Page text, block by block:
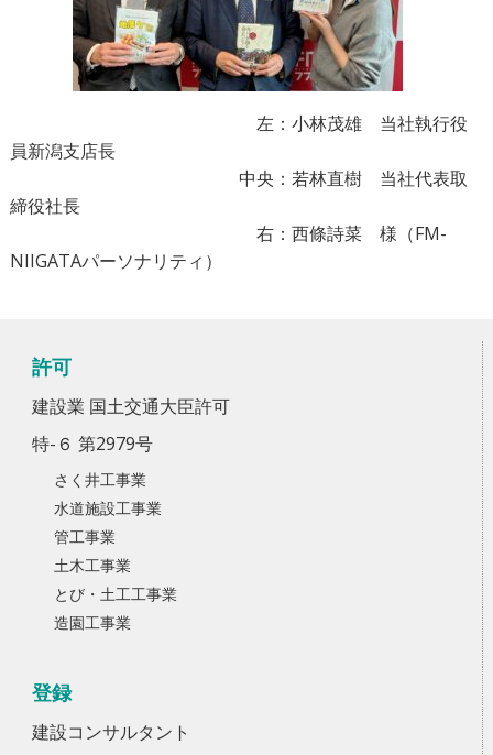
左：小林茂雄 当社執行役
員新潟支店長
中央：若林直樹 当社代表取
締役社長
右：西條詩菜 様（FM-
NIIGATAパーソナリティ）
許可
建設業 国土交通大臣許可
特-６ 第2979号
さく井工事業
水道施設工事業
管工事業
土木工事業
とび・土工工事業
造園工事業
登録
建設コンサルタント